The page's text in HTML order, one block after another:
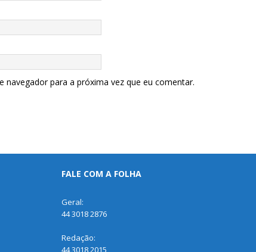
navegador para a próxima vez que eu comentar.
FALE COM A FOLHA
Geral:
44 3018 2876
Redação:
44 3018 2015